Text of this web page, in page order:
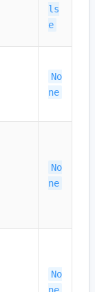
ls
e
No
ne
No
ne
No